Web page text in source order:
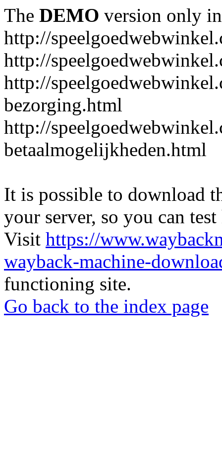
The DEMO version only
http://
http://
http://
bezorging.html
http://
betaalmogelijkheden.html
It is possible to download
your server, so you can
Visit https://
wayback-machine-
functioning site.
Go back to the index page